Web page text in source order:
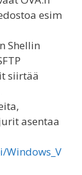
esim
Shellin
siirtää
asentaa